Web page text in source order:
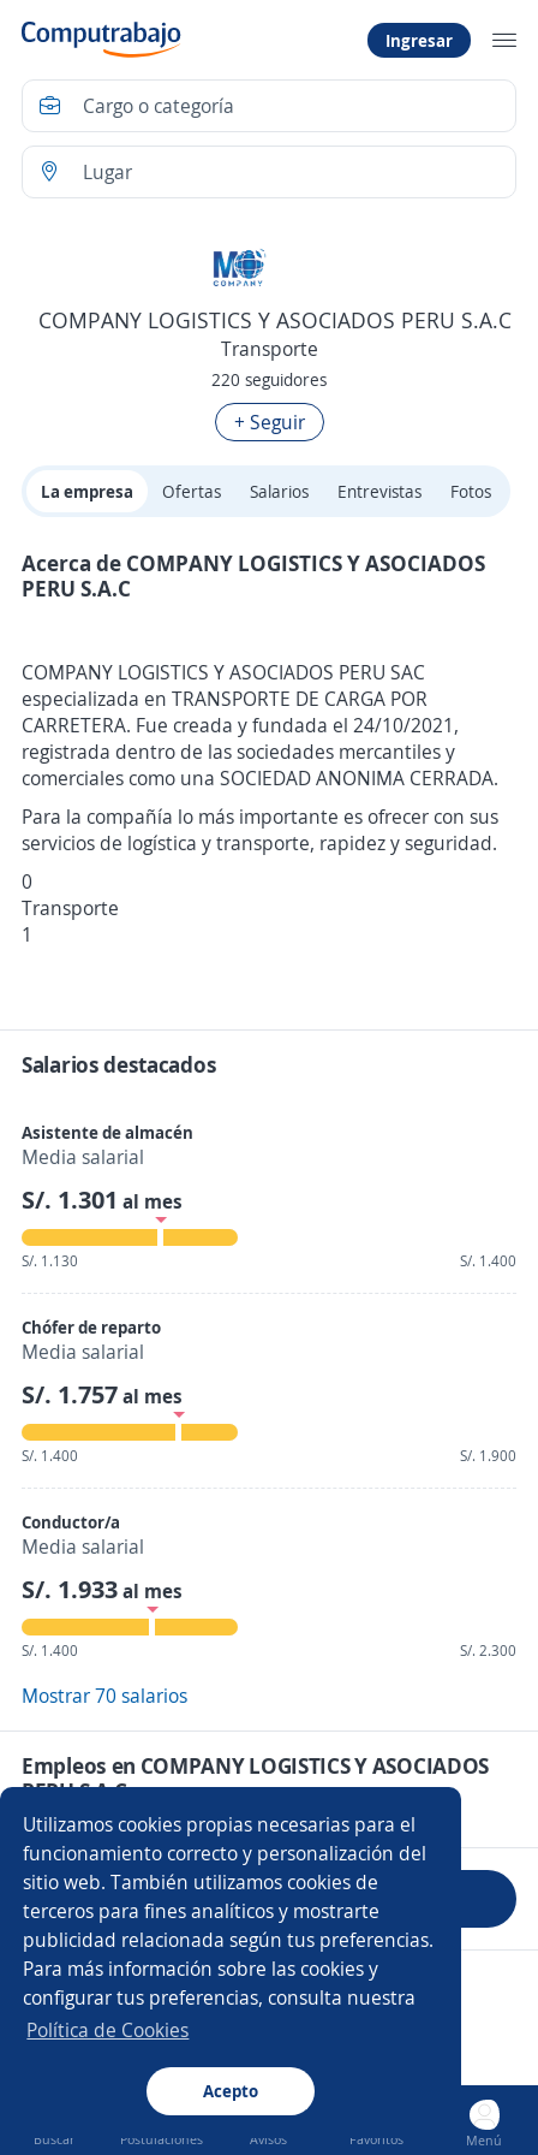
Ingresar
Buscar Postulaciones Avisos Favoritos Menú
COMPANY LOGISTICS Y ASOCIADOS PERU S.A.C
Transporte
220 seguidores
+ Seguir
La empresa Ofertas Salarios Entrevistas Fotos
Acerca de COMPANY LOGISTICS Y ASOCIADOS
PERU S.A.C
COMPANY LOGISTICS Y ASOCIADOS PERU SAC
especializada en TRANSPORTE DE CARGA POR
CARRETERA. Fue creada y fundada el 24/10/2021,
registrada dentro de las sociedades mercantiles y
comerciales como una SOCIEDAD ANONIMA CERRADA.
Para la compañía lo más importante es ofrecer con sus
servicios de logística y transporte, rapidez y seguridad.
0
Transporte
1
Salarios destacados
Asistente de almacén
Media salarial
S/. 1.301 al mes
S/. 1.130 S/. 1.400
Chófer de reparto
Media salarial
S/. 1.757al mes
S/. 1.400 S/. 1.900
Conductor/a
Media salarial
S/. 1.933al mes
S/. 1.400 S/. 2.300
Mostrar 70 salarios
Empleos en COMPANY LOGISTICS Y ASOCIADOS
PERU S.A.C
Evaluar empresa
Copyright 2014 - 2026 DGNET LTD.
/
Utilizamos cookies propias necesarias para el
funcionamiento correcto y personalización del
sitio web. También utilizamos cookies de
terceros para fines analíticos y mostrarte
publicidad relacionada según tus preferencias.
Para más información sobre las cookies y
configurar tus preferencias, consulta nuestra
Política de Cookies
Acepto